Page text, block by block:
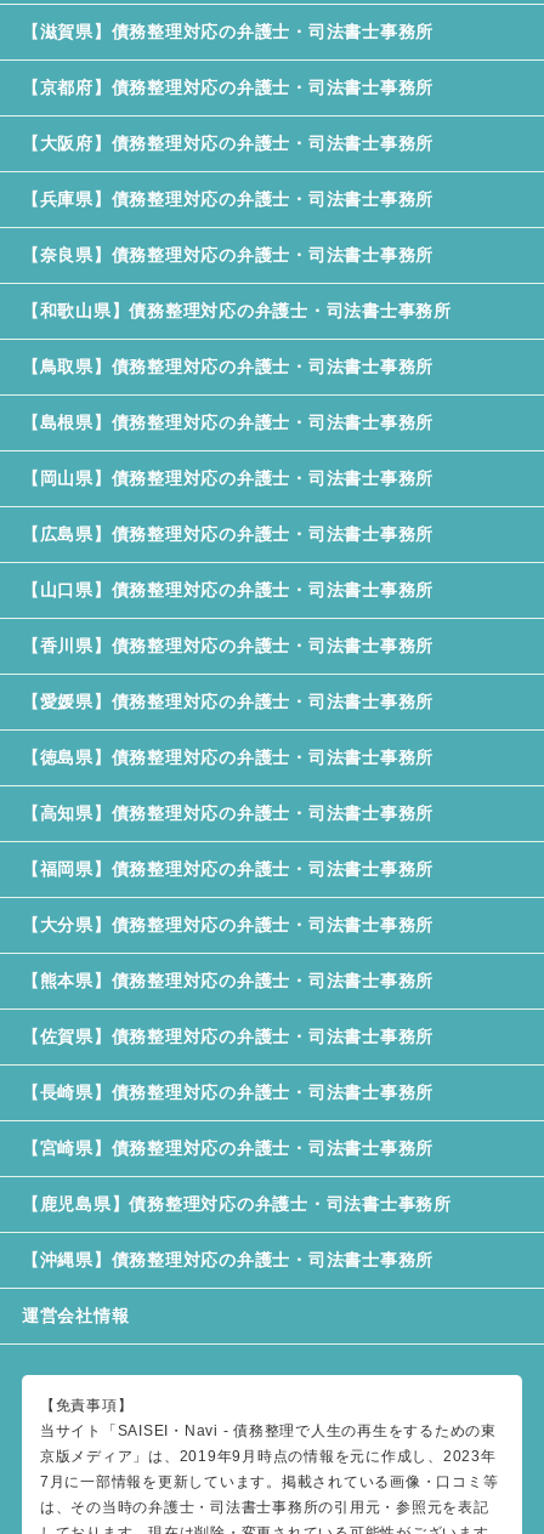
【滋賀県】債務整理対応の弁護士・司法書士事務所
【京都府】債務整理対応の弁護士・司法書士事務所
【大阪府】債務整理対応の弁護士・司法書士事務所
【兵庫県】債務整理対応の弁護士・司法書士事務所
【奈良県】債務整理対応の弁護士・司法書士事務所
【和歌山県】債務整理対応の弁護士・司法書士事務所
【鳥取県】債務整理対応の弁護士・司法書士事務所
【島根県】債務整理対応の弁護士・司法書士事務所
【岡山県】債務整理対応の弁護士・司法書士事務所
【広島県】債務整理対応の弁護士・司法書士事務所
【山口県】債務整理対応の弁護士・司法書士事務所
【香川県】債務整理対応の弁護士・司法書士事務所
【愛媛県】債務整理対応の弁護士・司法書士事務所
【徳島県】債務整理対応の弁護士・司法書士事務所
【高知県】債務整理対応の弁護士・司法書士事務所
【福岡県】債務整理対応の弁護士・司法書士事務所
【大分県】債務整理対応の弁護士・司法書士事務所
【熊本県】債務整理対応の弁護士・司法書士事務所
【佐賀県】債務整理対応の弁護士・司法書士事務所
【長崎県】債務整理対応の弁護士・司法書士事務所
【宮崎県】債務整理対応の弁護士・司法書士事務所
【鹿児島県】債務整理対応の弁護士・司法書士事務所
【沖縄県】債務整理対応の弁護士・司法書士事務所
運営会社情報
【免責事項】
当サイト「SAISEI・Navi - 債務整理で人生の再生をするための東
京版メディア」は、2019年9月時点の情報を元に作成し、2023年
7月に一部情報を更新しています。掲載されている画像・口コミ等
は、その当時の弁護士・司法書士事務所の引用元・参照元を表記